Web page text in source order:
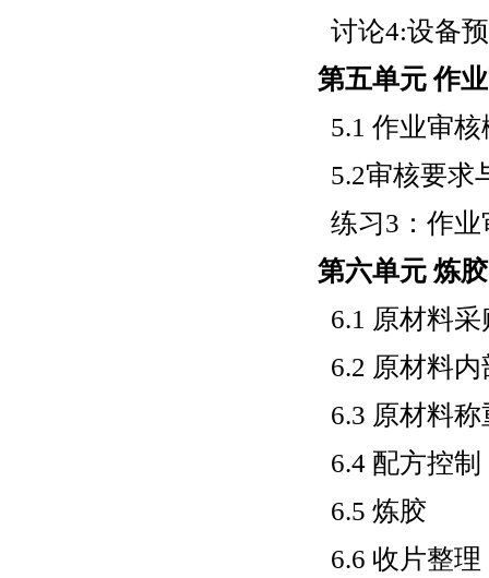
讨论4:设备
第五单元 作
5.1 作业审
5.2审核要求
练习3：作业
第六单元 炼胶
6.1 原材料采
6.2 原材料
6.3 原材料称
6.4 配方控制
6.5 炼胶
6.6 收片整理